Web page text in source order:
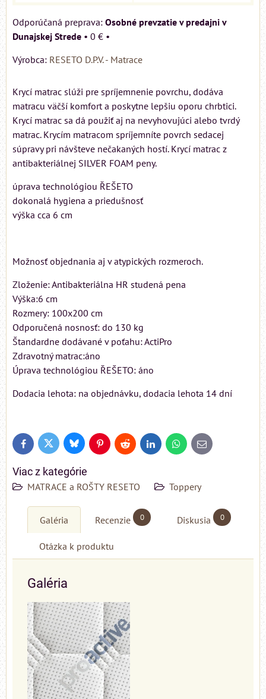
Osobné prevzatie v predajni v
Dunajskej Strede • 0 € •
Výrobca: RESETO D.P.V. - Matrace
Krycí matrac slúži pre spríjemnenie povrchu, dodáva
matracu väčší komfort a poskytne lepšiu oporu chrbtici.
Krycí matrac sa dá použiť aj na nevyhovujúci alebo tvrdý
matrac. Krycím matracom spríjemníte povrch sedacej
súpravy pri návšteve nečakaných hostí. Krycí matrac z
antibakteriálnej SILVER FOAM peny.
úprava technológiou ŘEŠETO
dokonalá hygiena a priedušnosť
výška cca 6 cm
Možnosť objednania aj v atypických rozmeroch.
Zloženie: Antibakteriálna HR studená pena
Výška:6 cm
Rozmery: 100x200 cm
Odporučená nosnosť: do 130 kg
Štandardne dodávané v poťahu: ActiPro
Zdravotný matrac:áno
Úprava technológiou ŘEŠETO: áno
Dodacia lehota: na objednávku, dodacia lehota 14 dní
FacebookTwitter BlueskyPinterestReddit LinkedInWhatsApp
E-
mail
Viac z kategórie
MATRACE a ROŠTY RESETO Toppery
Galéria Recenzie 0 Diskusia 0
Otázka k produktu
Galéria